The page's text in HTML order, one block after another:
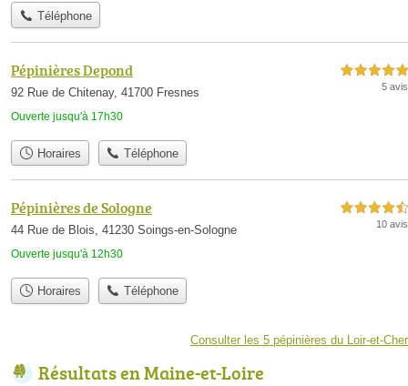
Téléphone
Pépinières Depond
92 Rue de Chitenay, 41700 Fresnes
Ouverte jusqu'à 17h30
5,0 étoiles sur 5
5 avis
Horaires Téléphone
Pépinières de Sologne
44 Rue de Blois, 41230 Soings-en-Sologne
Ouverte jusqu'à 12h30
4,5 étoiles sur 5
10 avis
Horaires Téléphone
Consulter les 5 pépinières du Loir-et-Cher
Résultats en Maine-et-Loire